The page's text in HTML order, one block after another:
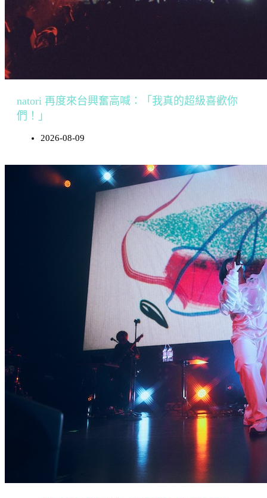
natori 再度來台興奮高喊：「我真的超級喜歡你
們！」
2026-08-09